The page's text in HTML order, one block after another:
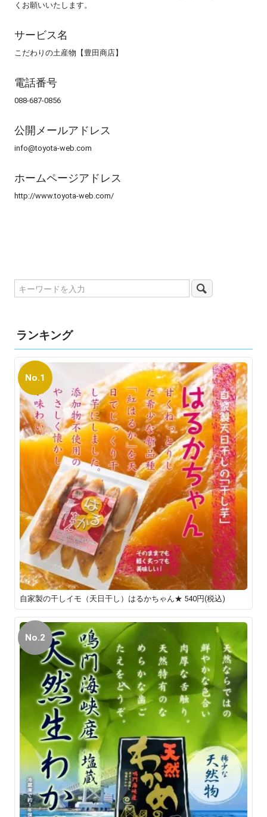
くお願いいたします。
サービス名
こだわりの土産物【豊田商店】
電話番号
088-687-0856
公開メールアドレス
info@toyota-web.com
ホームページアドレス
http://www.toyota-web.com/
ランキング
No.1
自家製の干しイモ（天日干し）はるかちゃん★ 540円(税込)
No.2